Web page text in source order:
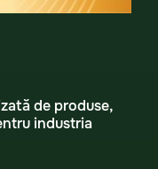
de produse,
industria